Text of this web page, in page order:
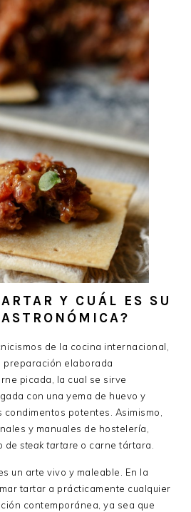
Y CUÁL ES SU
de la cocina internacional,
preparación elaborada
picada, la cual se sirve
con una yema de huevo y
potentes. Asimismo,
y manuales de hostelería,
desteak tartare o carne tártara.
un arte vivo y maleable. En la
tartar a prácticamente cualquier
contemporánea, ya sea que